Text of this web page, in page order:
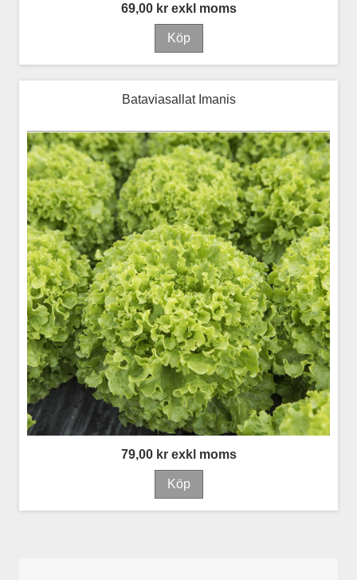
69,00 kr exkl moms
Bataviasallat Imanis
79,00 kr exkl moms